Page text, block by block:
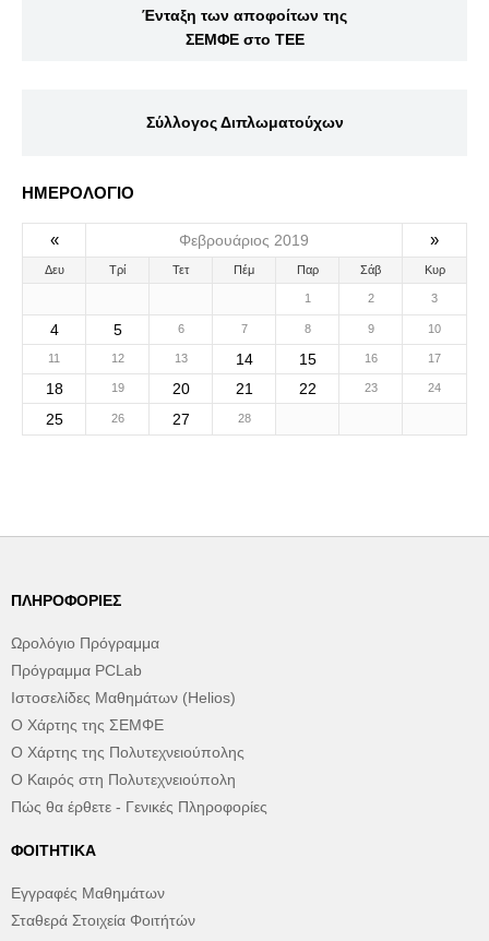
Ένταξη των αποφοίτων της
ΣΕΜΦΕ στο ΤΕΕ
Σύλλογος Διπλωματούχων
ΗΜΕΡΟΛΟΓΙΟ
« Φεβρουάριος 2019 »
Δευ Τρί Τετ Πέμ Παρ Σάβ Κυρ
1 2 3
4 5 6 7 8 9 10
11 12 13 14 15 16 17
18 19 20 21 22 23 24
25 26 27 28
ΠΛΗΡΟΦΟΡΊΕΣ
Ωρολόγιο Πρόγραμμα
Πρόγραμμα PCLab
Ιστοσελίδες Μαθημάτων (Helios)
Ο Χάρτης της ΣΕΜΦΕ
Ο Χάρτης της Πολυτεχνειούπολης
Ο Καιρός στη Πολυτεχνειούπολη
Πώς θα έρθετε - Γενικές Πληροφορίες
ΦΟΙΤΗΤΙΚΆ
Εγγραφές Μαθημάτων
Σταθερά Στοιχεία Φοιτήτών